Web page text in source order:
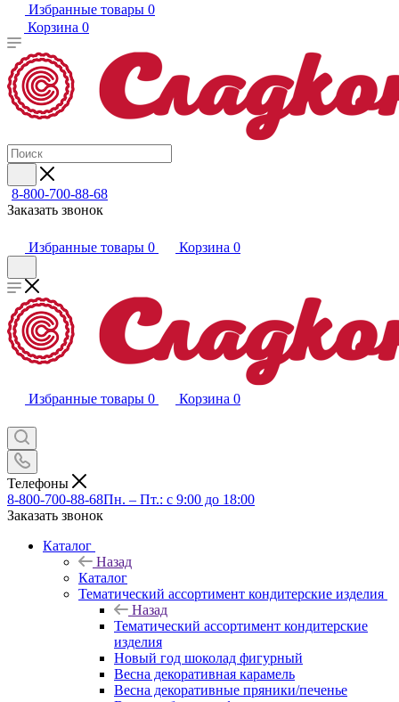
Избранные товары 0
Корзина 0
8-800-700-88-68
Заказать звонок
Избранные товары 0 Корзина 0
Избранные товары 0 Корзина 0
Телефоны
8-800-700-88-68Пн. – Пт.: с 9:00 до 18:00
Заказать звонок
Каталог
Назад
Каталог
Тематический ассортимент кондитерские изделия
Назад
Тематический ассортимент кондитерские
изделия
Новый год шоколад фигурный
Весна декоративная карамель
Весна декоративные пряники/печенье